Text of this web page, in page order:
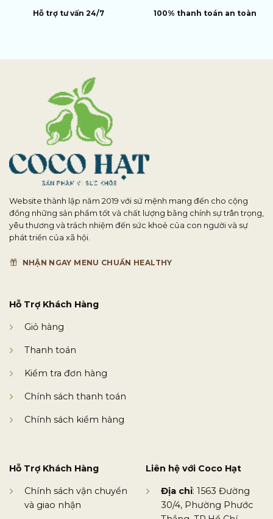
Hỗ trợ tư vấn 24/7 100% thanh toán an toàn
Website thành lập năm 2019 với sứ mệnh mang đến cho cộng
đồng những sản phẩm tốt và chất lượng bằng chính sự trân trọng,
yêu thương và trách nhiệm đến sức khoẻ của con người và sự
phát triển của xã hội.
NHẬN NGAY MENU CHUẨN HEALTHY
Hỗ Trợ Khách Hàng
Giỏ hàng
Thanh toán
Kiểm tra đơn hàng
Chính sách thanh toán
Chính sách kiểm hàng
Hỗ Trợ Khách Hàng
Chính sách vận chuyển
và giao nhận
Liên hệ với Coco Hạt
Địa chỉ: 1563 Đường
30/4, Phường Phước